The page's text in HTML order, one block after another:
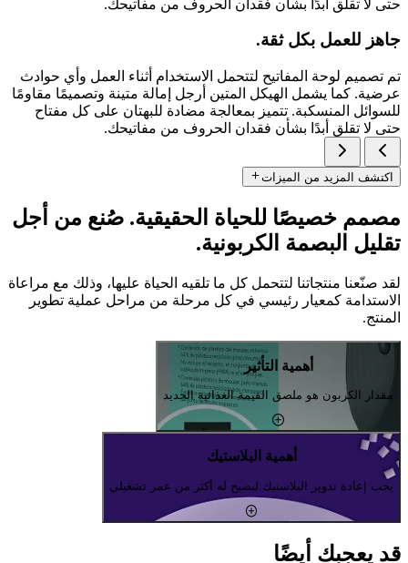
حتى لا تقلق أبدًا بشأن فقدان الحروف من مفاتيحك.
جاهز للعمل بكل ثقة.
تم تصميم لوحة المفاتيح لتتحمل الاستخدام أثناء العمل وأي حوادث
عرضية. كما يشمل الهيكل المتين أرجل إمالة متينة وتصميمًا مقاومًا
للسوائل المنسكبة. تتميز بمعالجة مضادة للبهتان على كل مفتاح
حتى لا تقلق أبدًا بشأن فقدان الحروف من مفاتيحك.
اكتشف المزيد من الميزات
مصمم خصيصًا للحياة الحقيقية. صُنع من أجل
تقليل البصمة الكربونية.
لقد صنّعنا منتجاتنا لتتحمل كل ما تلقيه الحياة عليها، وذلك مع مراعاة
الاستدامة كمعيار رئيسي في كل مرحلة من مراحل عملية تطوير
المنتج.
أهمية التأثير
مقدار الكربون هو ملصق القيمة الغذائية الجديد
أهمية البلاستيك
يجب إعادة تدوير البلاستيك ليصبح له أكثر من عمر تشغيلي
قد يعجبك أيضًا